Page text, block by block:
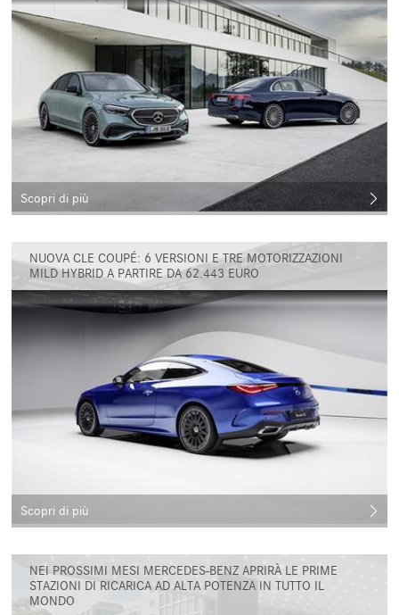
Scopri di più
NUOVA CLE COUPÉ: 6 VERSIONI E TRE MOTORIZZAZIONI
MILD HYBRID A PARTIRE DA 62.443 EURO
Scopri di più
NEI PROSSIMI MESI MERCEDES-BENZ APRIRÀ LE PRIME
STAZIONI DI RICARICA AD ALTA POTENZA IN TUTTO IL
MONDO